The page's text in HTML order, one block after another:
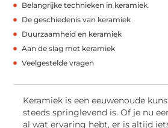
Belangrijke technieken in keramiek
De geschiedenis van keramiek
Duurzaamheid en keramiek
Aan de slag met keramiek
Veelgestelde vragen
Keramiek is een eeuwenoude
steeds springlevend is. Of je nu
al wat ervaring hebt, er is altijd